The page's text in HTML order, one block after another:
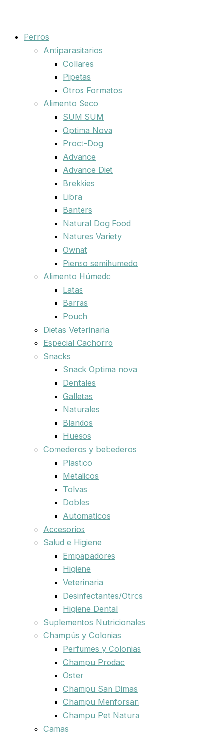
Perros
Antiparasitarios
Collares
Pipetas
Otros Formatos
Alimento Seco
SUM SUM
Optima Nova
Proct-Dog
Advance
Advance Diet
Brekkies
Libra
Banters
Natural Dog Food
Natures Variety
Ownat
Pienso semihumedo
Alimento Húmedo
Latas
Barras
Pouch
Dietas Veterinaria
Especial Cachorro
Snacks
Snack Optima nova
Dentales
Galletas
Naturales
Blandos
Huesos
Comederos y bebederos
Plastico
Metalicos
Tolvas
Dobles
Automaticos
Accesorios
Salud e Higiene
Empapadores
Higiene
Veterinaria
Desinfectantes/Otros
Higiene Dental
Suplementos Nutricionales
Champús y Colonias
Perfumes y Colonias
Champu Prodac
Oster
Champu San Dimas
Champu Menforsan
Champu Pet Natura
Camas